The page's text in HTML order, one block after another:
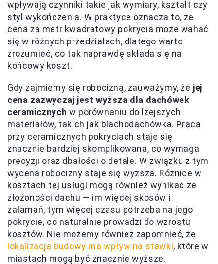
wpływają czynniki takie jak wymiary, kształt czy
styl wykończenia. W praktyce oznacza to, że
cena za metr kwadratowy pokrycia może wahać
się w różnych przedziałach, dlatego warto
zrozumieć, co tak naprawdę składa się na
końcowy koszt.
Gdy zajmiemy się robocizną, zauważymy, że jej
cena zazwyczaj jest wyższa dla dachówek
ceramicznych w porównaniu do lżejszych
materiałów, takich jak blachodachówka. Praca
przy ceramicznych pokryciach staje się
znacznie bardziej skomplikowana, co wymaga
precyzji oraz dbałości o detale. W związku z tym
wycena robocizny staje się wyższa. Różnice w
kosztach tej usługi mogą również wynikać ze
złożoności dachu — im więcej skosów i
załamań, tym więcej czasu potrzeba na jego
pokrycie, co naturalnie prowadzi do wzrostu
kosztów. Nie możemy również zapomnieć, że
lokalizacja budowy ma wpływ na stawki, które w
miastach mogą być znacznie wyższe.